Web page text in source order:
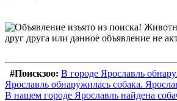
#Поискзоо: В городе Ярославль
Ярославль обнаружилась собака.
В нашем городе Ярославль найдена